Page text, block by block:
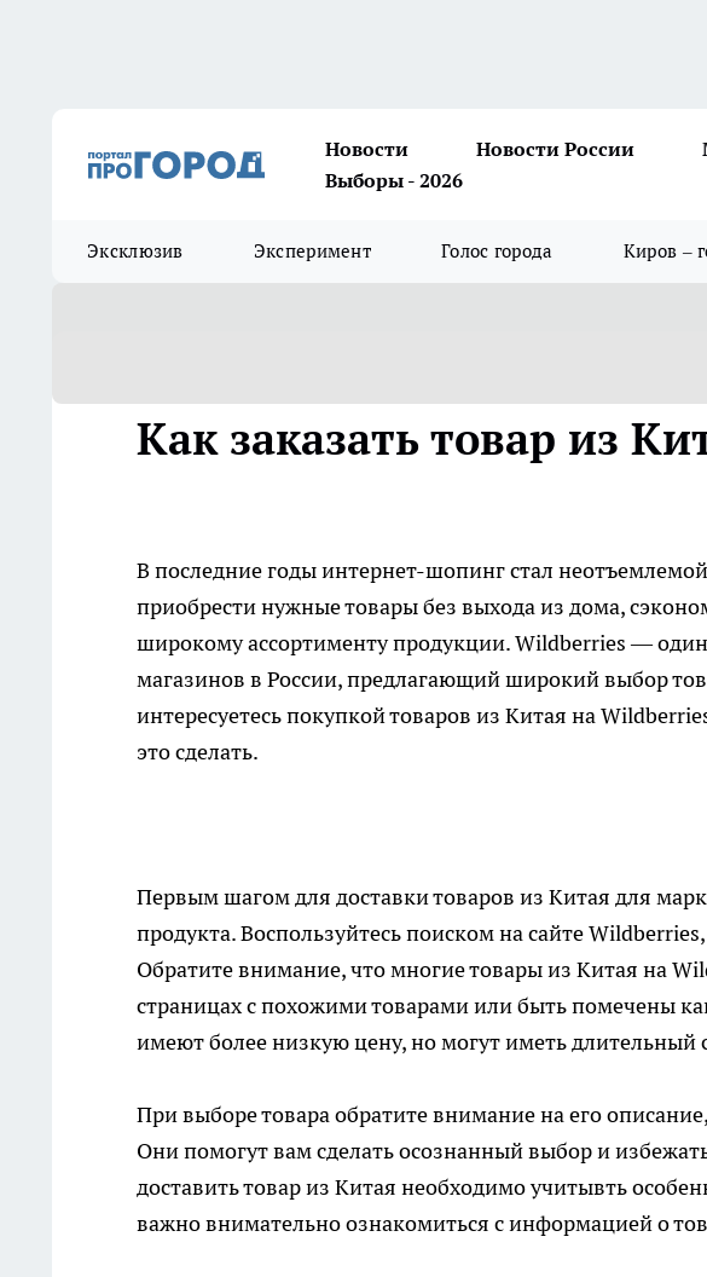
Новости Новости России
Выборы - 2026
Эксклюзив Эксперимент Голос города Киров –
Как заказать товар из
В последние годы интернет-шопинг стал
приобрести нужные товары без выхода из дома,
широкому ассортименту продукции. Wildberries —
магазинов в России, предлагающий широкий выбор
интересуетесь покупкой товаров из Китая на
это сделать.
Первым шагом для доставки товаров из Китая для
продукта. Воспользуйтесь поиском на сайте
Обратите внимание, что многие товары из Китая на
страницах с похожими товарами или быть помечены
имеют более низкую цену, но могут иметь длительный
При выборе товара обратите внимание на его
Они помогут вам сделать осознанный выбор и
доставить товар из Китая необходимо учитывть
важно внимательно ознакомиться с информацией о